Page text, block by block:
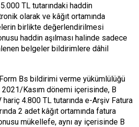
TL tutarındaki haddin
olarak ve kâğıt ortamında
birlikte değerlendirilmesi
haddin aşılması halinde sadece
belgeler bildirimlere dâhil
Bs bildirimi verme yükümlülüğü
Kasım dönemi içerisinde, B
hariç 4.800 TL tutarında e-Arşiv Fatura
2 adet kâğıt ortamında fatura
mükellefe, aynı ay içerisinde B